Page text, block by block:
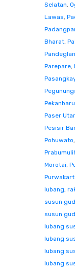
Selatan,
Lawas,
Bharat,
Parepare,
Pekanbaru
Paser
Pesisir
Pohuwato,
Morotai,
lubang,
susun
susun
lubang
lubang
lubang
lubang